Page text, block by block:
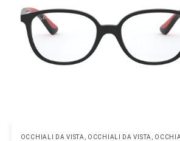
OCCHIALI DA VISTA OCCHIALI DA VISTA